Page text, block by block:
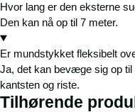
Hvor lang er den eksterne
Den kan nå op til 7 meter.
Er mundstykket fleksibelt
Ja, det kan bevæge sig op
kantsten og riste.
Tilhørende